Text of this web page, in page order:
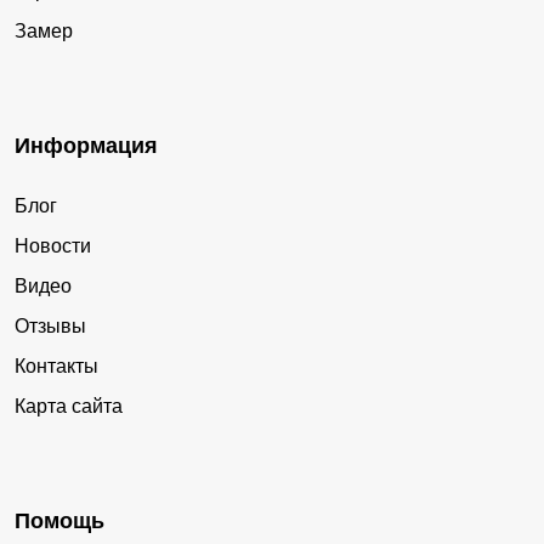
Замер
Информация
Блог
Новости
Видео
Отзывы
Контакты
Карта сайта
Помощь